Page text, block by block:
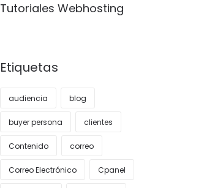
Tutoriales Webhosting
Etiquetas
audiencia blog
buyer persona clientes
Contenido correo
Correo Electrónico Cpanel